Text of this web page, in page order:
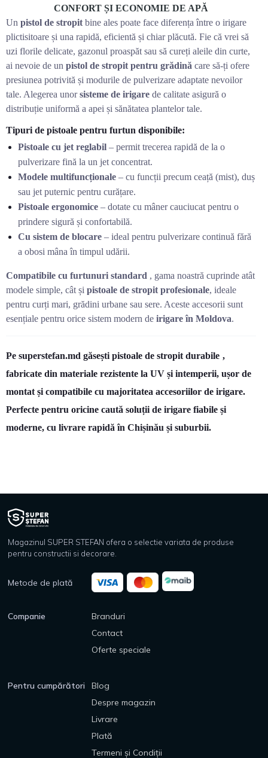
CONFORT ȘI ECONOMIE DE APĂ
Un pistol de stropit bine ales poate face diferența între o irigare
plictisitoare și una rapidă, eficientă și chiar plăcută. Fie că vrei să
uzi florile delicate, gazonul proaspăt sau să cureți aleile din curte,
ai nevoie de un pistol de stropit pentru grădină care să-ți ofere
presiunea potrivită și modurile de pulverizare adaptate nevoilor
tale. Alegerea unorsisteme de irigare de calitate asigură o
distribuție uniformă a apei și sănătatea plantelor tale.
Tipuri de pistoale pentru furtun disponibile:
Pistoale cu jet reglabil – permit trecerea rapidă de la o
pulverizare fină la un jet concentrat.
Modele multifuncționale – cu funcții precum ceață (mist), duș
sau jet puternic pentru curățare.
Pistoale ergonomice – dotate cu mâner cauciucat pentru o
prindere sigură și confortabilă.
Cu sistem de blocare – ideal pentru pulverizare continuă fără
a obosi mâna în timpul udării.
Compatibile cu furtunuri standard , gama noastră cuprinde atât
modele simple, cât și pistoale de stropit profesionale, ideale
pentru curți mari, grădini urbane sau sere. Aceste accesorii sunt
esențiale pentru orice sistem modern de irigare în Moldova.
Pe superstefan.md găsești pistoale de stropit durabile ,
fabricate din materiale rezistente la UV și intemperii, ușor de
montat și compatibile cu majoritatea accesoriilor de irigare.
Perfecte pentru oricine caută soluții de irigare fiabile și
moderne, cu livrare rapidă în Chișinău și suburbii.
Magazinul SUPER STEFAN ofera o selectie variata de produse
pentru constructii si decorare.
Metode de plată
Companie
Branduri
Contact
Oferte speciale
Pentru cumpărători
Blog
Despre magazin
Livrare
Plată
Termeni și Condiții